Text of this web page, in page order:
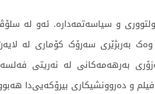
رەخنەگری کولتووری و سیاسەتمەدارە.
دکتۆرای فەلسەفەی لە زانکۆی لیۆبلیانا وەرگرتووە. ئەو لە ساڵی
بەرهەمەکانی لە نەریتی
و دەروونشیکاری بیرۆکەیی‌دا